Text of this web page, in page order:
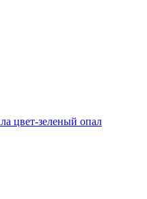
цвет-зеленый опал